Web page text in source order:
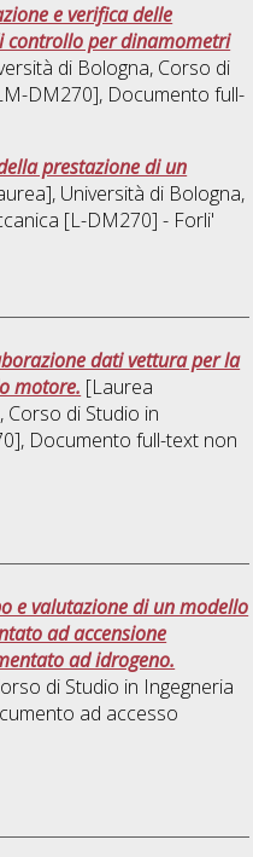
e verifica delle
controllo per dinamometri
di Bologna, Corso di
DM270], Documento full-
prestazione di un
Università di Bologna,
[L-DM270] - Forli'
dati vettura per la
motore. [Laurea
Corso di Studio in
, Documento full-text non
e valutazione di un modello
ad accensione
ad idrogeno.
di Studio in Ingegneria
ad accesso